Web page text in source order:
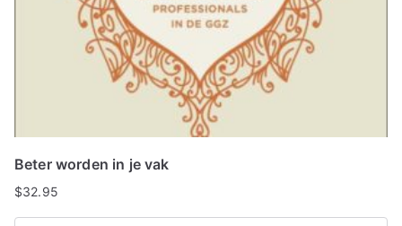
Beter worden in je vak
$32.95